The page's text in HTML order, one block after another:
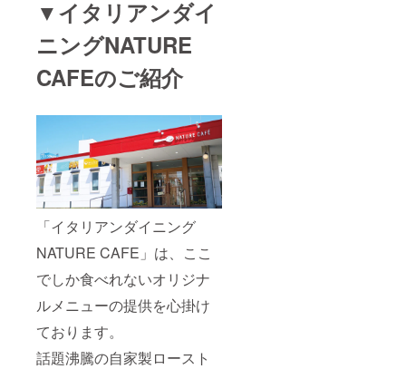
▼イタリアンダイ
ニングNATURE
CAFEのご紹介
「イタリアンダイニング
NATURE CAFE」は、ここ
でしか食べれないオリジナ
ルメニューの提供を心掛け
ております。
話題沸騰の自家製ロースト